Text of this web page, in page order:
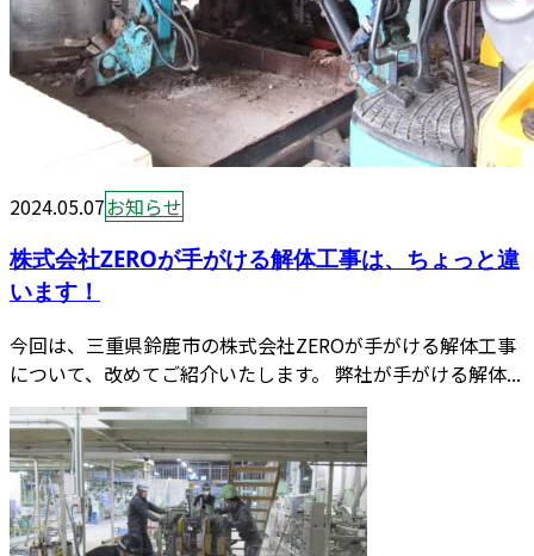
2024.05.07お知らせ
株式会社ZEROが手がける解体工事は、ちょっと違
います！
今回は、三重県鈴鹿市の株式会社ZEROが手がける解体工事
について、改めてご紹介いたします。 弊社が手がける解体...